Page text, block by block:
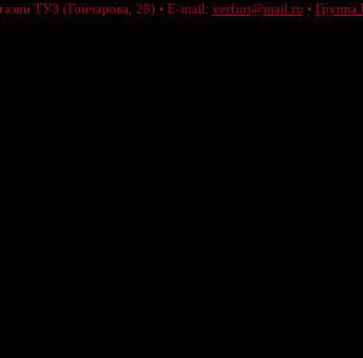
ТУЗ (Гончарова, 28) • E-mail: verfurt@mail.ru • Группа